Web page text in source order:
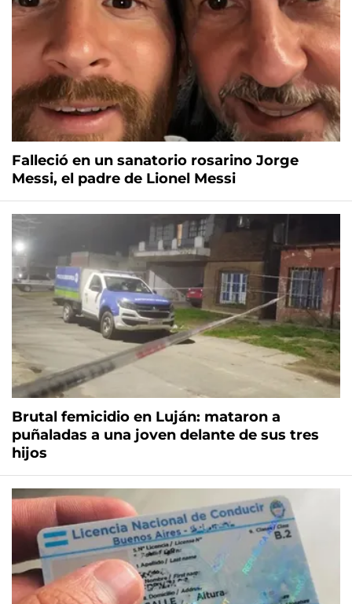
Falleció en un sanatorio rosarino Jorge
Messi, el padre de Lionel Messi
Brutal femicidio en Luján: mataron a
puñaladas a una joven delante de sus tres
hijos